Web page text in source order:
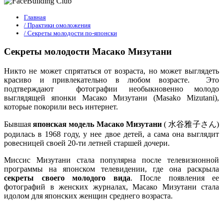
Главная
/ Практики омоложения
/ Секреты молодости по-японски
Секреты молодости Масако Мизутани
Никто не может спрятаться от возраста, но может выглядеть
красиво и привлекательно в любом возрасте. Это
подтверждают фотографии необыкновенно молодо
выглядящей японки Масако Мизутани (Masako Mizutani),
которые покорили весь интернет.
Бывшаяяпонская модель Масако Мизутани( 水谷雅子さん)
родилась в 1968 году, у нее двое детей, а сама она выглядит
ровесницей своей 20-ти летней старшей дочери.
Миссис Мизутани стала популярна после телевизионной
программы на японском телевидении, где она раскрыла
секреты своего молодого вида. После появления ее
фотографий в женских журналах, Масако Мизутани стала
идолом для японских женщин среднего возраста.